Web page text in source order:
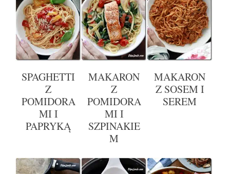
SPAGHETTI
Z
POMIDORA
MI I
PAPRYKĄ
MAKARON
Z
POMIDORA
MI I
SZPINAKIE
M
MAKARON
Z SOSEM I
SEREM